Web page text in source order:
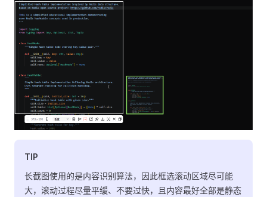
TIP
长截图使用的是内容识别算法，因此框选滚动区域尽可能
大，滚动过程尽量平缓、不要过快，且内容最好全部是静态